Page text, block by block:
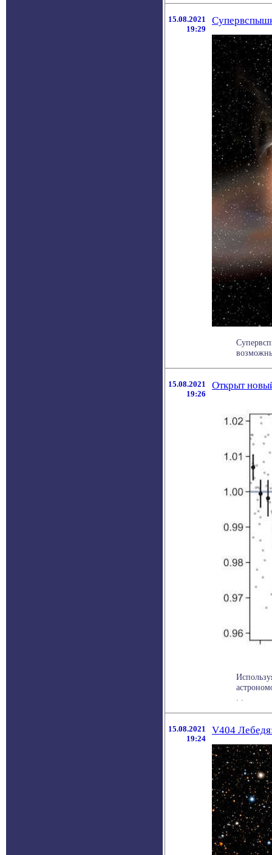
15.08.2021
19:29
15.08.2021
19:26
Открыт
15.08.2021
19:24
V404